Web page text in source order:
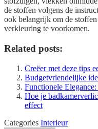
de stoffen volgens de
ook belangrijk om de
verkleuring te voorkomen.
Related posts:
Creëer met deze tips
Budgetvriendelijke
Functionele
Hoe je
effect
Categories Interieur